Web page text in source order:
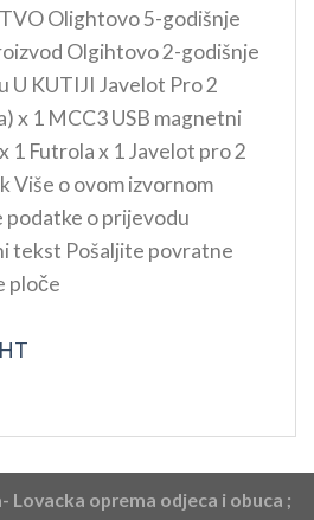
Olightovo 5-godišnje
Olgihtovo 2-godišnje
U KUTIJI Javelot Pro 2
x 1 MCC3 USB magnetni
1 Futrola x 1 Javelot pro 2
Više o ovom izvornom
o prijevodu
tekst Pošaljite povratne
ploče
Lovacka oprema odjeca i obuca ;